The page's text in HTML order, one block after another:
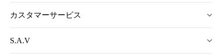
カスタマーサービス
S.A.V